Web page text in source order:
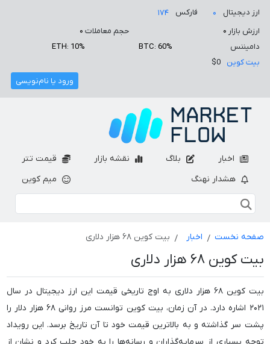
ارز دیجیتال ۰ فارکس
۱۷۴
ارزش بازار ۰ حجم معاملات ۰
دامیننس
BTC: 60%
ETH: 10%
بیت کوین
$0
ورود یا نام‌نویسی
اخبار بلاگ نقشه بازار
قیمت تتر
هشدار نهنگ
میم کوین
صفحه نخست اخبار بیت کوین ۶۸ هزار دلاری
بیت کوین ۶۸ هزار دلاری
بیت کوین ۶۸ هزار دلاری به اوج تاریخی قیمت این ارز دیجیتال در سال
۲۰۲۱ اشاره دارد. در آن زمان، بیت کوین توانست مرز روانی ۶۸ هزار دلار را
پشت سر گذاشته و به بالاترین قیمت خود تا آن تاریخ برسد. این رویداد